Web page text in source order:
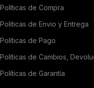
Políticas de Compra
Politicas de Envio y Entrega
Políticas de Pago
Políticas de Cambios,
Políticas de Garantía